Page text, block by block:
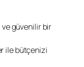
ve güvenilir bir
ile bütçenizi